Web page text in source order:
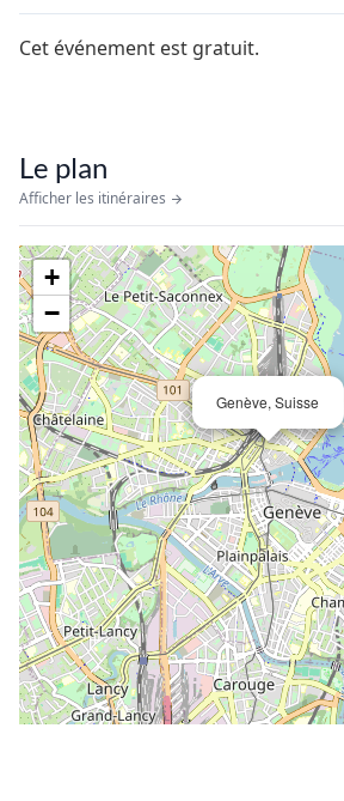
Cet événement est gratuit.
Le plan
Afficher les itinéraires
Genève, Suisse
+
−